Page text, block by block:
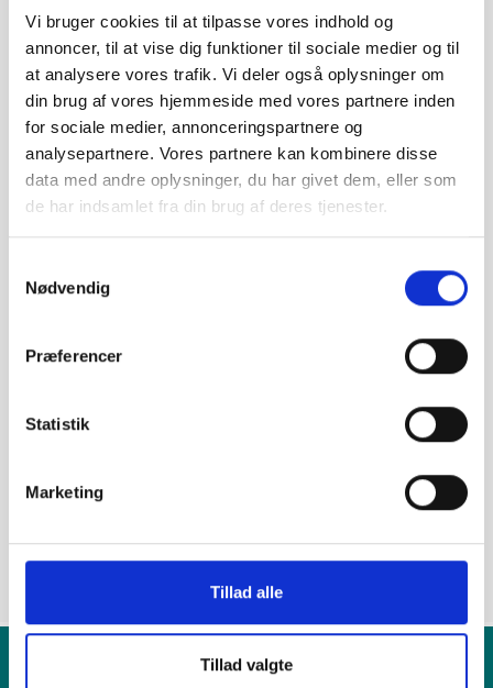
Vi bruger cookies til at tilpasse vores indhold og
annoncer, til at vise dig funktioner til sociale medier og til
at analysere vores trafik. Vi deler også oplysninger om
din brug af vores hjemmeside med vores partnere inden
for sociale medier, annonceringspartnere og
analysepartnere. Vores partnere kan kombinere disse
data med andre oplysninger, du har givet dem, eller som
de har indsamlet fra din brug af deres tjenester.
Nødvendig
Præferencer
Statistik
Marketing
Tillad alle
Tillad valgte
● Få en solid stationær computer, der er nem at
bruge, lækkert designet og har et smukt display.
● Forbind din brugte iMac til dine andre Apple-
produkter, så du kan arbejde effektivt og altid er
opdateret.
● Den passer til Apple Økosystemet
Hvorfor skal jeg købe en refurbished
iMac?
Hvis du er tvivl om, hvorfor du netop skal vælge en
brugt iMac frem for en brugt Windows stationær
computer. Skal du bruge din kommende brugte
stationær til grafisk arbejde eller videoredigering, giver
det mening at vælge en Apple iMac, da der medhører
programmer som iMovie og Image Capture helt gratis
Windows-computer
, skal du betale for ekstra
programmer – også skrive programmer som Microsoft
Word og lignende.